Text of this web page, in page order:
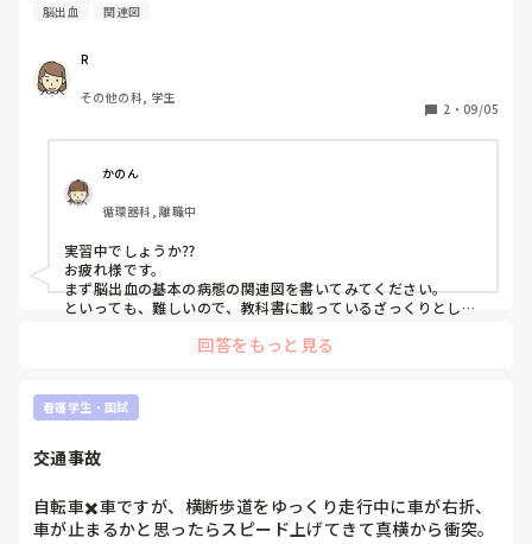
脳出血 関連図
R
その他の科, 学生
2 ・ 09/05
かのん
循環器科, 離職中
実習中でしょうか⁇
お疲れ様です。
まず脳出血の基本の病態の関連図を書いてみてください。
といっても、難しいので、教科書に載っているざっくりとした
そこに、患者さんの状態を加えていきます。
脳出血のリスクがある生活習慣はあったのか。
そこから患者さんの今の症状を繋げていきます。
合併症系のもの、転倒系、セルフケアなどです。
ってくださいね。
関連図は少しずつ段階踏んでやったほうが混乱しないと思いま
すよ。
回答をもっと見る
看護学生・国試
交通事故
自転車✖️車ですが、横断歩道をゆっくり走行中に車が右折、
車が止まるかと思ったらスピード上げてきて真横から衝突。